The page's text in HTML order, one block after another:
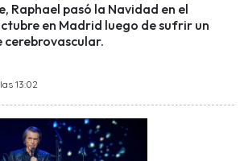
Raphael pasó la Navidad en el
en Madrid luego de sufrir un
13:02